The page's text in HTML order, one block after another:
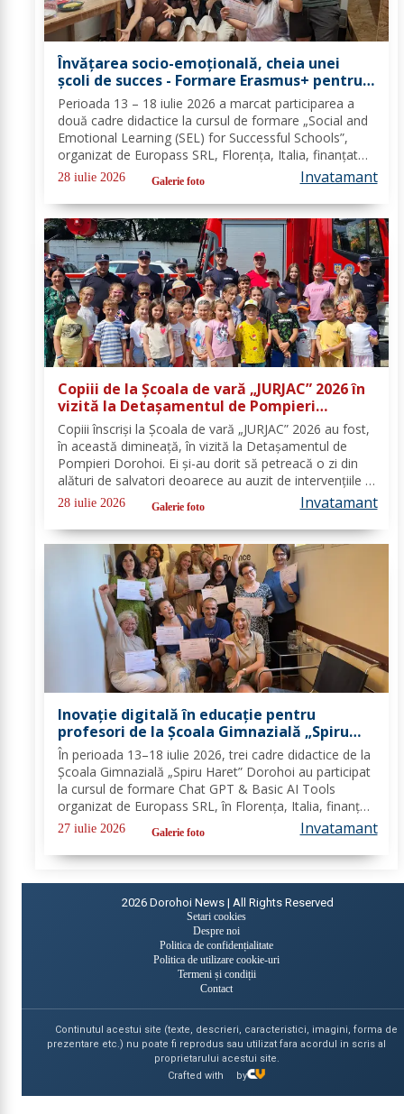
Învățarea socio-emoțională, cheia unei
școli de succes - Formare Erasmus+ pentru
două cadre didactice de la Școala
Gimnazială „Spiru Haret” Dorohoi - FOTO
Perioada 13 – 18 iulie 2026 a marcat participarea a
două cadre didactice la cursul de formare „Social and
Emotional Learning (SEL) for Successful Schools”,
organizat de Europass SRL, Florența, Italia, finanțat
prin programul de Acreditare Erasmus +, domeniul
educație școlară număr de referință...
28 iulie 2026 Galerie foto Invatamant
Copiii de la Școala de vară „JURJAC” 2026 în
vizită la Detașamentul de Pompieri
Dorohoi - FOTO
Copiii înscriși la Școala de vară „JURJAC” 2026 au fost,
în această dimineață, în vizită la Detașamentul de
Pompieri Dorohoi. Ei și-au dorit să petreacă o zi din
alături de salvatori deoarece au auzit de intervențiile la
care au participat și de oamenii pe care i-au ajutat de-
a lungul timpului. „Ne...
28 iulie 2026 Galerie foto Invatamant
Inovație digitală în educație pentru
profesori de la Școala Gimnazială „Spiru
Haret” Dorohoi prin Erasmus+ FOTO
În perioada 13–18 iulie 2026, trei cadre didactice de la
Școala Gimnazială „Spiru Haret” Dorohoi au participat
la cursul de formare Chat GPT & Basic AI Tools
organizat de Europass SRL, în Florența, Italia, finanțat
în cadrul programului de Acreditare Erasmus +,
domeniul educație școlară număr,...
27 iulie 2026 Galerie foto Invatamant
2026 Dorohoi News | All Rights Reserved
Setari cookies
Despre noi
Politica de confidențialitate
Politica de utilizare cookie-uri
Termeni și condiții
Contact
Continutul acestui site (texte, descrieri, caracteristici, imagini, forma de
prezentare etc.) nu poate fi reprodus sau utilizat fara acordul in scris al
proprietarului acestui site.
Crafted with
by